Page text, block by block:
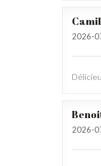
2026-
2026-